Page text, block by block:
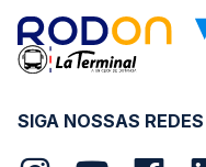
SIGA NOSSAS